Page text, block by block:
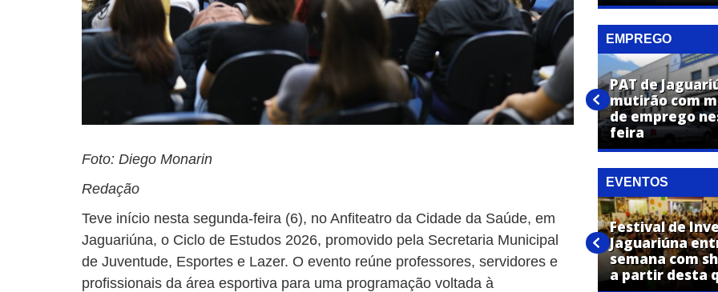
Foto: Diego Monarin
Redação
Teve início nesta segunda-feira (6), no Anfiteatro da Cidade da Saúde, em
Jaguariúna, o Ciclo de Estudos 2026, promovido pela Secretaria Municipal
de Juventude, Esportes e Lazer. O evento reúne professores, servidores e
profissionais da área esportiva para uma programação voltada à
EMPREGO
PAT de Jaguariúna promove
dois mutirões de emprego
PAT de
mutirão com
de emprego
feira
EVENTOS
Festival de Inverno “Por Todos
os Cantos da Cidade” começa
nesta quinta-feira em
Jaguariúna
Festival de
Jaguariúna
semana com
a partir desta